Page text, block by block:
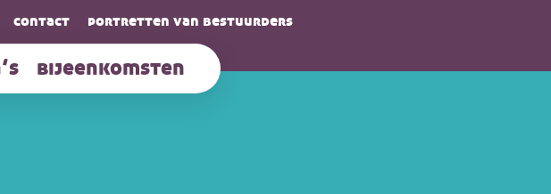
contact portretten van bestuurders
bijeenkomsten